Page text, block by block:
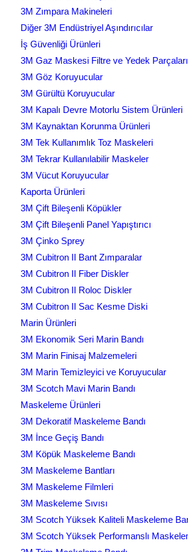
3M Zımpara Makineleri
Diğer 3M Endüstriyel Aşındırıcılar
İş Güvenliği Ürünleri
3M Gaz Maskesi Filtre ve Yedek Parçaları
3M Göz Koruyucular
3M Gürültü Koruyucular
3M Kapalı Devre Motorlu Sistem Ürünleri
3M Kaynaktan Korunma Ürünleri
3M Tek Kullanımlık Toz Maskeleri
3M Tekrar Kullanılabilir Maskeler
3M Vücut Koruyucular
Kaporta Ürünleri
3M Çift Bileşenli Köpükler
3M Çift Bileşenli Panel Yapıştırıcı
3M Çinko Sprey
3M Cubitron II Bant Zımparalar
3M Cubitron II Fiber Diskler
3M Cubitron II Roloc Diskler
3M Cubitron II Sac Kesme Diski
Marin Ürünleri
3M Ekonomik Seri Marin Bandı
3M Marin Finisaj Malzemeleri
3M Marin Temizleyici ve Koruyucular
3M Scotch Mavi Marin Bandı
Maskeleme Ürünleri
3M Dekoratif Maskeleme Bandı
3M İnce Geçiş Bandı
3M Köpük Maskeleme Bandı
3M Maskeleme Bantları
3M Maskeleme Filmleri
3M Maskeleme Sıvısı
3M Scotch Yüksek Kaliteli Maskeleme
3M Scotch Yüksek Performanslı